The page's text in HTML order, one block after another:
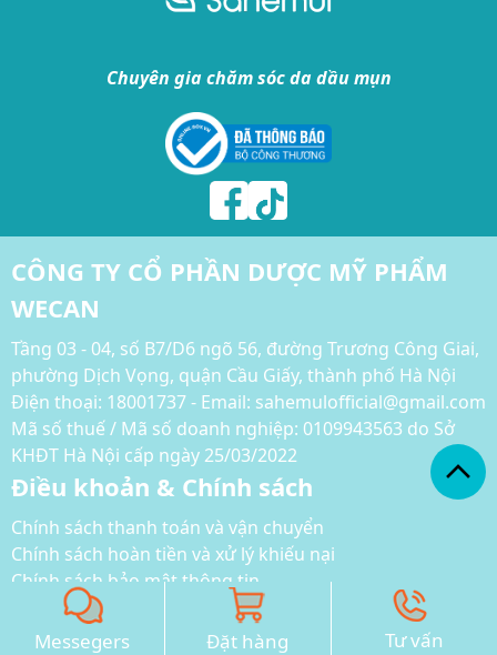
Chuyên gia chăm sóc da dầu mụn
CÔNG TY CỔ PHẦN DƯỢC MỸ PHẨM
WECAN
Tầng 03 - 04, số B7/D6 ngõ 56, đường Trương Công Giai,
phường Dịch Vọng, quận Cầu Giấy, thành phố Hà Nội
Điện thoại: 18001737 - Email: sahemulofficial@gmail.com
Mã số thuế / Mã số doanh nghiệp: 0109943563 do Sở
KHĐT Hà Nội cấp ngày 25/03/2022
Điều khoản & Chính sách
Chính sách thanh toán và vận chuyển
Chính sách hoàn tiền và xử lý khiếu nại
Chính sách bảo mật thông tin
Phương thức thanh toán
Messegers Đặt hàng Tư vấn